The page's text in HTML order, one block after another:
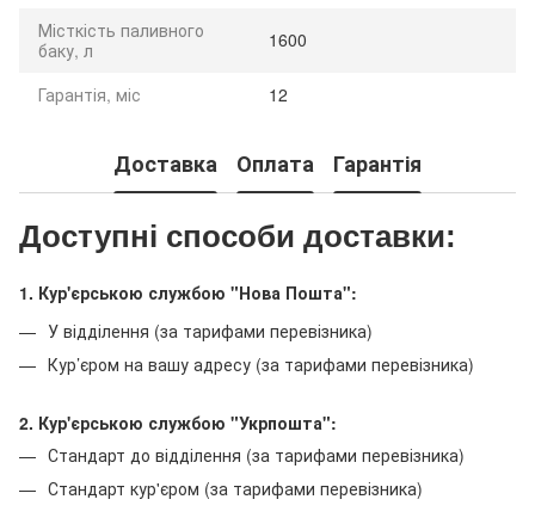
Місткість паливного
баку, л
1600
Гарантія, міс 12
Доставка Оплата Гарантія
Доступні способи доставки:
1. Кур'єрською службою "Нова Пошта":
У відділення (за тарифами перевізника)
Кур’єром на вашу адресу (за тарифами перевізника)
2. Кур'єрською службою "Укрпошта":
Стандарт до відділення (за тарифами перевізника)
Стандарт кур'єром (за тарифами перевізника)